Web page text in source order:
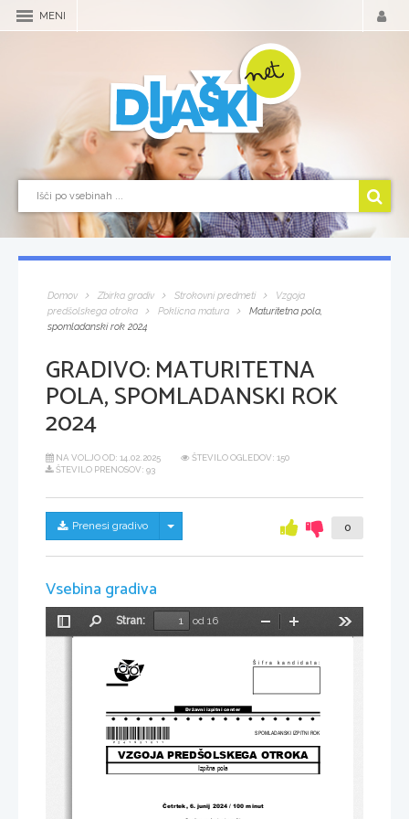
MENI
Domov Zbirka gradiv Strokovni predmeti
Vzgoja
predšolskega otroka
Poklicna matura
Maturitetna pola,
spomladanski rok 2024
GRADIVO:MATURITETNA
POLA, SPOMLADANSKI ROK
2024
NA VOLJO OD: 14.02.2025
ŠTEVILO OGLEDOV: 150
ŠTEVILO PRENOSOV: 93
Prenesi gradivo Skrij/prikaži meni 0
Vsebina gradiva
Preklopi
Stran:
od 16
Pomanjšaj
Državni izpitni center
Šifra kandidata:
Četrtek, 6. junij 2024 / 100 minut
SPOMLADANSKI IZPITNI ROK
Izpitna pola
VZGOJA PREDŠOLSKEGA OTROKA